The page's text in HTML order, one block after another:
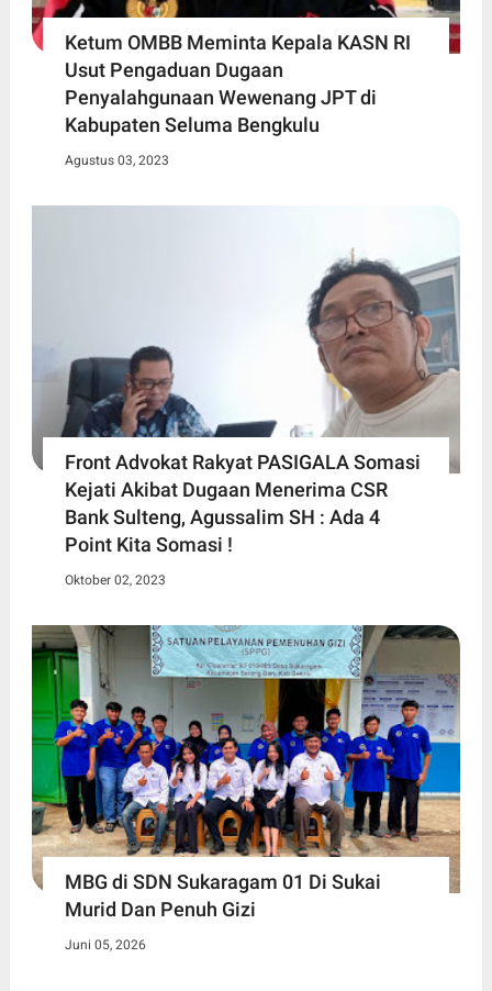
Ketum OMBB Meminta Kepala KASN RI
Usut Pengaduan Dugaan
Penyalahgunaan Wewenang JPT di
Kabupaten Seluma Bengkulu
Agustus 03, 2023
Front Advokat Rakyat PASIGALA Somasi
Kejati Akibat Dugaan Menerima CSR
Bank Sulteng, Agussalim SH : Ada 4
Point Kita Somasi !
Oktober 02, 2023
MBG di SDN Sukaragam 01 Di Sukai
Murid Dan Penuh Gizi
Juni 05, 2026